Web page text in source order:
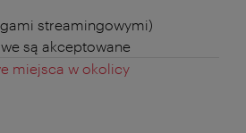
streamingowymi)
są akceptowane
miejsca w okolicy